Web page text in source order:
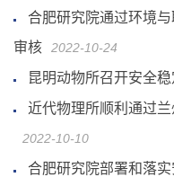
合肥研究院通过环境
审核
2022-10-24
昆明动物所召开安全
近代物理所顺利通过兰
2022-10-10
合肥研究院部署和落